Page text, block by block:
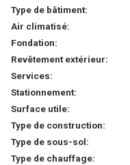
Type de bâtiment:
Air climatisé:
Fondation:
Revêtement extérieur:
Services:
Stationnement:
Surface utile:
Type de construction:
Type de sous-sol:
Type de chauffage: